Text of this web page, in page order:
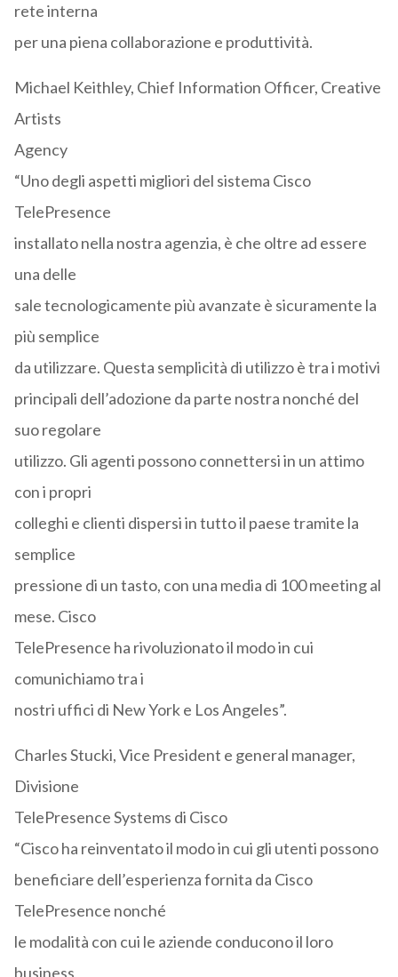
rete interna
per una piena collaborazione e produttività.
Michael Keithley, Chief Information Officer, Creative
Artists
Agency
“Uno degli aspetti migliori del sistema Cisco
TelePresence
installato nella nostra agenzia, è che oltre ad essere
una delle
sale tecnologicamente più avanzate è sicuramente la
più semplice
da utilizzare. Questa semplicità di utilizzo è tra i motivi
principali dell’adozione da parte nostra nonché del
suo regolare
utilizzo. Gli agenti possono connettersi in un attimo
con i propri
colleghi e clienti dispersi in tutto il paese tramite la
semplice
pressione di un tasto, con una media di 100 meeting al
mese. Cisco
TelePresence ha rivoluzionato il modo in cui
comunichiamo tra i
nostri uffici di New York e Los Angeles”.
Charles Stucki, Vice President e general manager,
Divisione
TelePresence Systems di Cisco
“Cisco ha reinventato il modo in cui gli utenti possono
beneficiare dell’esperienza fornita da Cisco
TelePresence nonché
le modalità con cui le aziende conducono il loro
business,